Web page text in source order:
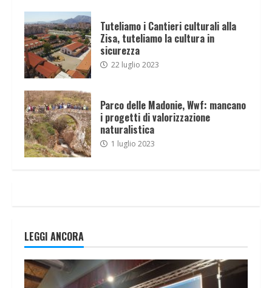
Tuteliamo i Cantieri culturali alla
Zisa, tuteliamo la cultura in
sicurezza
22 luglio 2023
Parco delle Madonie, Wwf: mancano
i progetti di valorizzazione
naturalistica
1 luglio 2023
LEGGI ANCORA